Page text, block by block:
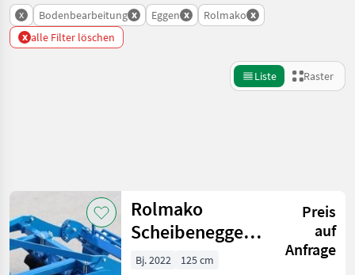
x Bodenbearbeitung x Eggen x Rolmako x
x alle Filter löschen
Liste Raster
Kategorie 4 Land Filter
AKTUELLER
Zurücksetzen
12
Ergebnisse
Rolmako
Scheibenegge
Weinbau U645
Preis
auf
Anfrage
Bj. 2022
125 cm